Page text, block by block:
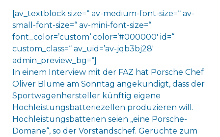
[av_textblock size=“ av-medium-font-size=“ av-
small-font-size=“ av-mini-font-size=“
font_color=’custom‘ color=’#000000′ id=“
custom_class=“ av_uid=’av-jqb3bj28′
admin_preview_bg=“]
In einem Interview mit der FAZ hat Porsche Chef
Oliver Blume am Sonntag angekündigt, dass der
Sportwagenhersteller künftig eigene
Hochleistungsbatteriezellen produzieren will.
Hochleistungsbatterien seien „eine Porsche-
Domäne“, so der Vorstandschef. Gerüchte zum